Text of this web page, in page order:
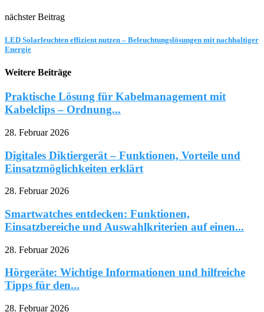
nächster Beitrag
LED Solarleuchten effizient nutzen – Beleuchtungslösungen mit nachhaltiger
Energie
Weitere Beiträge
Praktische Lösung für Kabelmanagement mit
Kabelclips – Ordnung...
28. Februar 2026
Digitales Diktiergerät – Funktionen, Vorteile und
Einsatzmöglichkeiten erklärt
28. Februar 2026
Smartwatches entdecken: Funktionen,
Einsatzbereiche und Auswahlkriterien auf einen...
28. Februar 2026
Hörgeräte: Wichtige Informationen und hilfreiche
Tipps für den...
28. Februar 2026